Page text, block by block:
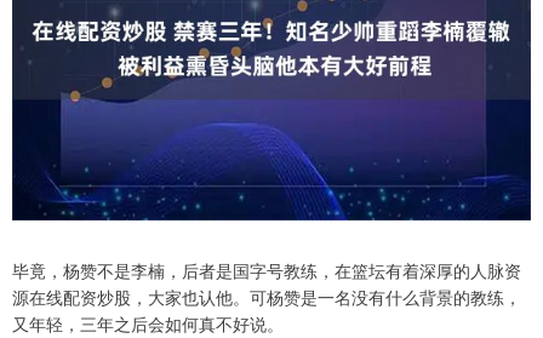
毕竟，杨赞不是李楠，后者是国字号教练，在篮坛有着深厚的人脉资
源在线配资炒股，大家也认他。可杨赞是一名没有什么背景的教练，
又年轻，三年之后会如何真不好说。